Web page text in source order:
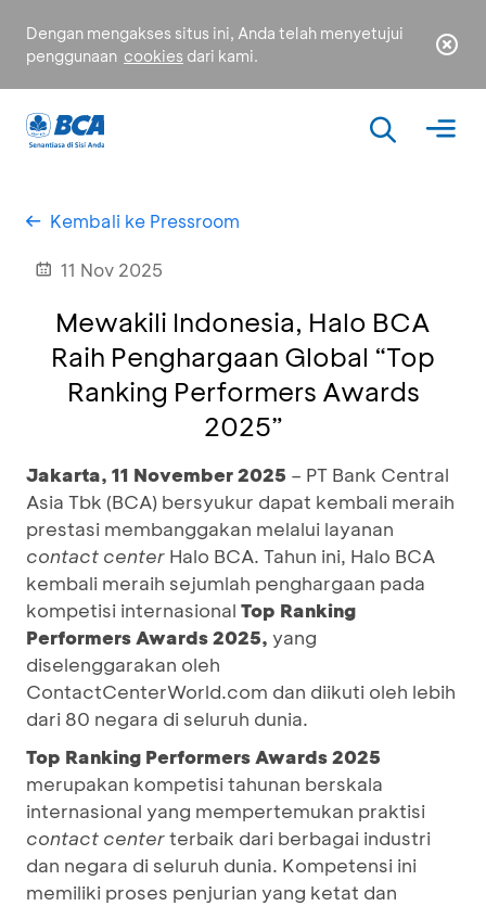
Dengan mengakses situs ini, Anda telah menyetujui
penggunaan cookies dari kami.
Kembali ke Pressroom
11 Nov 2025
Mewakili Indonesia, Halo BCA
Raih Penghargaan Global “Top
Ranking Performers Awards
2025”
Jakarta, 11 November 2025 – PT Bank Central
Asia Tbk (BCA) bersyukur dapat kembali meraih
prestasi membanggakan melalui layanan
contact center Halo BCA. Tahun ini, Halo BCA
kembali meraih sejumlah penghargaan pada
kompetisi internasional Top Ranking
Performers Awards 2025, yang
diselenggarakan oleh
ContactCenterWorld.com dan diikuti oleh lebih
dari 80 negara di seluruh dunia.
Top Ranking Performers Awards 2025
merupakan kompetisi tahunan berskala
internasional yang mempertemukan praktisi
contact centerterbaik dari berbagai industri
dan negara di seluruh dunia. Kompetensi ini
memiliki proses penjurian yang ketat dan